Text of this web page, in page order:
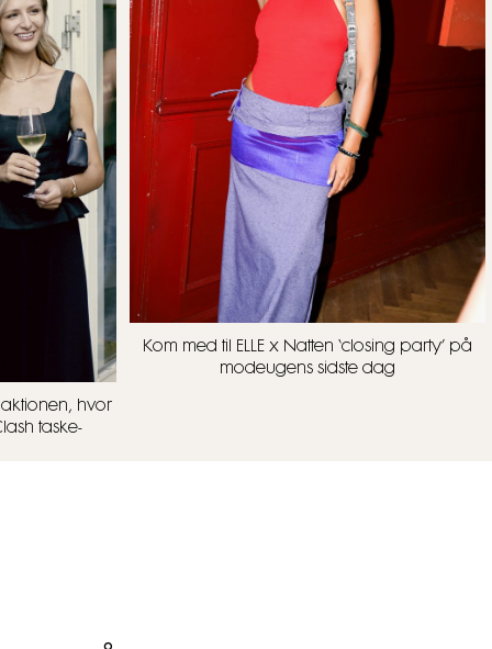
hvor
taske-
Kom med til ELLE x Natten ‘closing party’ på
modeugens sidste dag